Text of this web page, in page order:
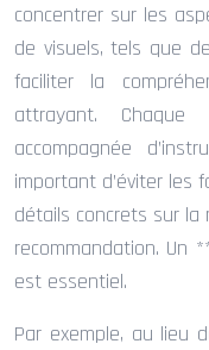
concentrer sur les
de visuels, tels que
faciliter la
attrayant.
accompagnée
important d’éviter les
détails concrets sur
recommandation. Un
est essentiel.
Par exemple, au lieu